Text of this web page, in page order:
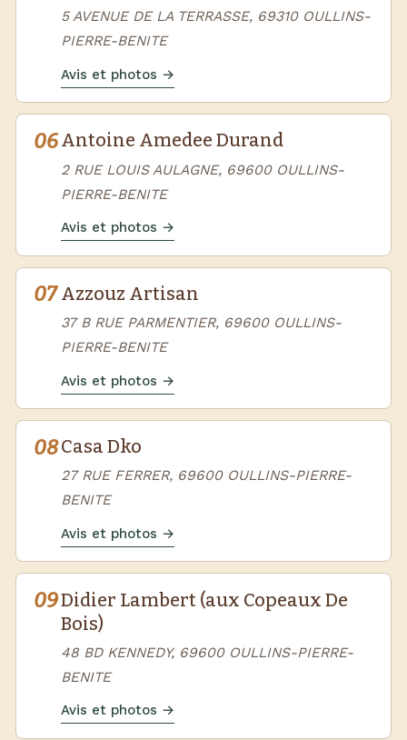
5 AVENUE DE LA TERRASSE, 69310 OULLINS-
PIERRE-BENITE
Avis et photos →
06Antoine Amedee Durand
2 RUE LOUIS AULAGNE, 69600 OULLINS-
PIERRE-BENITE
Avis et photos →
07 Azzouz Artisan
37 B RUE PARMENTIER, 69600 OULLINS-
PIERRE-BENITE
Avis et photos →
08Casa Dko
27 RUE FERRER, 69600 OULLINS-PIERRE-
BENITE
Avis et photos →
09Didier Lambert (aux Copeaux De
Bois)
48 BD KENNEDY, 69600 OULLINS-PIERRE-
BENITE
Avis et photos →